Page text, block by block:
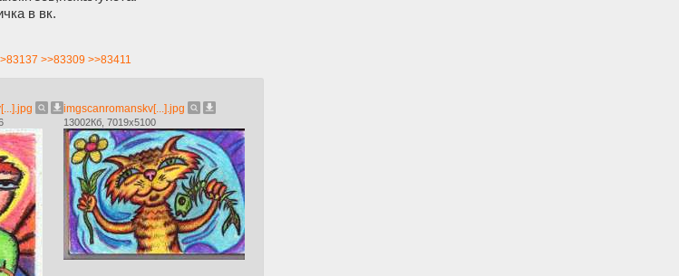
в вк.
>>83309 >>83411
imgscanromanskv[...].jpg
13002Кб, 7019x5100